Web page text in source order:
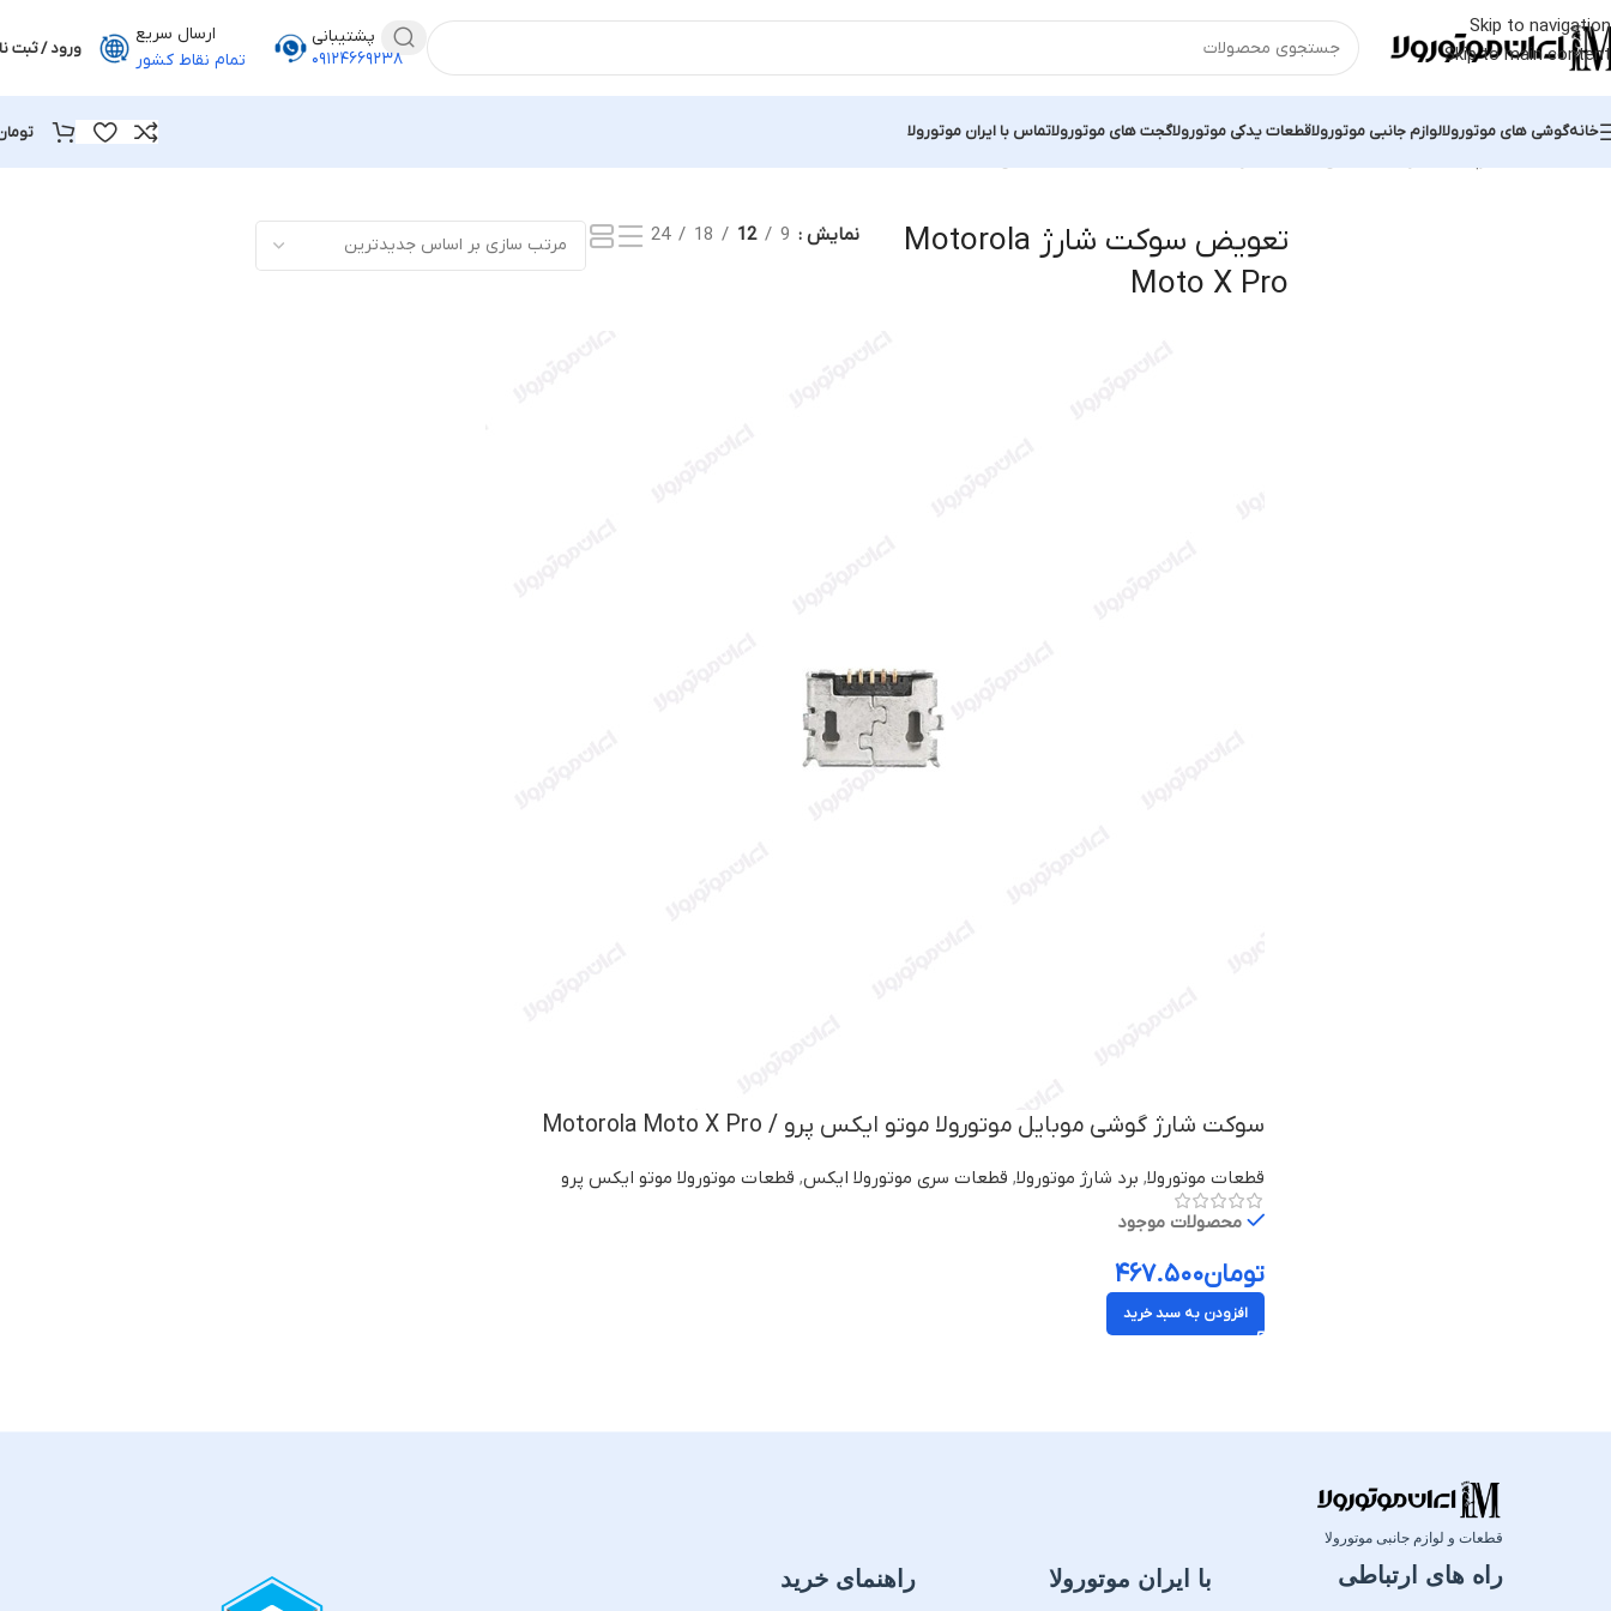
Skip to navigation
Skip to main content
پشتیبانی
۰۹۱۲۴۶۶۹۲۳۸
ارسال سریع
تمام نقاط کشور
ورود / ثبت
خانهگوشی های موتورولالوازم جانبی موتورولاقطعات یدکی موتورولاگجت های موتورولاتماس با ایران موتورولا
تعویض سوکت شارژ Motorola
Moto X Pro
نمایش 9
12
18
24
سوکت شارژ گوشی موبایل موتورولا موتو ایکس پرو / Motorola Moto X Pro
قطعات موتورولا, برد شارژ موتورولا, قطعات سری موتورولا ایکس, قطعات موتورولا موتو ایکس پرو
محصولات موجود
تومان۴۶۷.۵۰۰
افزودن به سبد خرید
قطعات و لوازم جانبی موتورولا
راه های ارتباطی با ایران موتورولا راهنمای خرید